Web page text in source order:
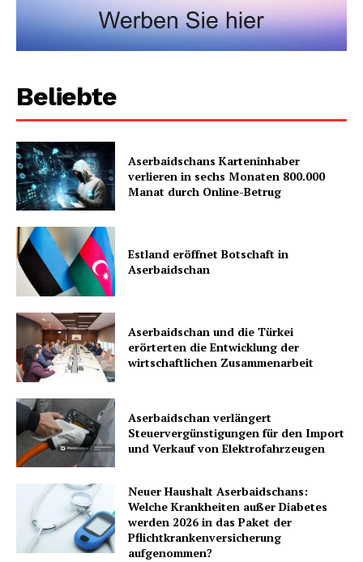
Beliebte
Aserbaidschans Karteninhaber
verlieren in sechs Monaten 800.000
Manat durch Online-Betrug
Estland eröffnet Botschaft in
Aserbaidschan
Aserbaidschan und die Türkei
erörterten die Entwicklung der
wirtschaftlichen Zusammenarbeit
Aserbaidschan verlängert
Steuervergünstigungen für den Import
und Verkauf von Elektrofahrzeugen
Neuer Haushalt Aserbaidschans:
Welche Krankheiten außer Diabetes
werden 2026 in das Paket der
Pflichtkrankenversicherung
aufgenommen?